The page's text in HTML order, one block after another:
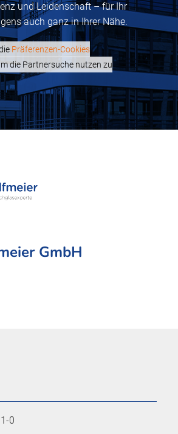
und Leidenschaft – für Ihr
auch ganz in Ihrer Nähe.
Präferenzen-Cookies
die Partnersuche nutzen zu
GmbH
0